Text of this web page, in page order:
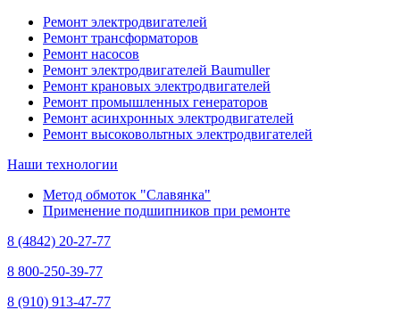
Ремонт электродвигателей
Ремонт трансформаторов
Ремонт насосов
Ремонт электродвигателей Baumuller
Ремонт крановых электродвигателей
Ремонт промышленных генераторов
Ремонт асинхронных электродвигателей
Ремонт высоковольтных электродвигателей
Наши технологии
Метод обмоток "Славянка"
Применение подшипников при ремонте
8 (4842) 20-27-77
8 800-250-39-77
8 (910) 913-47-77